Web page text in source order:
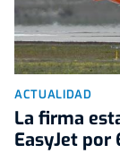
ACTUALIDAD
La firma
EasyJet